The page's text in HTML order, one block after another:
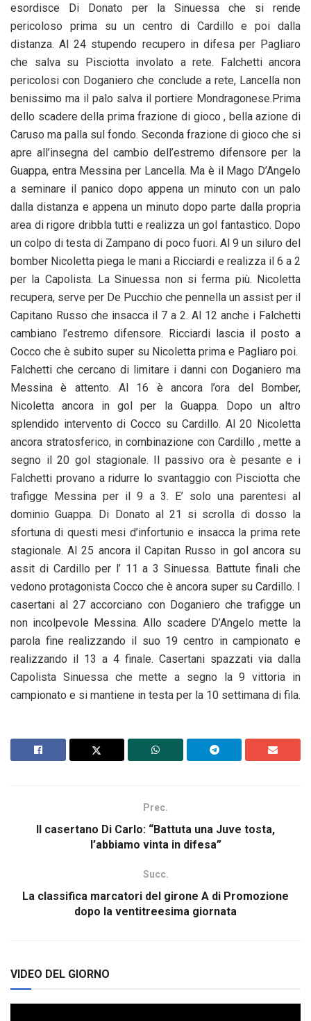
esordisce Di Donato per la Sinuessa che si rende
pericoloso prima su un centro di Cardillo e poi dalla
distanza. Al 24 stupendo recupero in difesa per Pagliaro
che salva su Pisciotta involato a rete. Falchetti ancora
pericolosi con Doganiero che conclude a rete, Lancella non
benissimo ma il palo salva il portiere Mondragonese.Prima
dello scadere della prima frazione di gioco , bella azione di
Caruso ma palla sul fondo. Seconda frazione di gioco che si
apre all’insegna del cambio dell’estremo difensore per la
Guappa, entra Messina per Lancella. Ma è il Mago D’Angelo
a seminare il panico dopo appena un minuto con un palo
dalla distanza e appena un minuto dopo parte dalla propria
area di rigore dribbla tutti e realizza un gol fantastico. Dopo
un colpo di testa di Zampano di poco fuori. Al 9 un siluro del
bomber Nicoletta piega le mani a Ricciardi e realizza il 6 a 2
per la Capolista. La Sinuessa non si ferma più. Nicoletta
recupera, serve per De Pucchio che pennella un assist per il
Capitano Russo che insacca il 7 a 2. Al 12 anche i Falchetti
cambiano l’estremo difensore. Ricciardi lascia il posto a
Cocco che è subito super su Nicoletta prima e Pagliaro poi.
Falchetti che cercano di limitare i danni con Doganiero ma
Messina è attento. Al 16 è ancora l’ora del Bomber,
Nicoletta ancora in gol per la Guappa. Dopo un altro
splendido intervento di Cocco su Cardillo. Al 20 Nicoletta
ancora stratosferico, in combinazione con Cardillo , mette a
segno il 20 gol stagionale. Il passivo ora è pesante e i
Falchetti provano a ridurre lo svantaggio con Pisciotta che
trafigge Messina per il 9 a 3. E’ solo una parentesi al
dominio Guappa. Di Donato al 21 si scrolla di dosso la
sfortuna di questi mesi d’infortunio e insacca la prima rete
stagionale. Al 25 ancora il Capitan Russo in gol ancora su
assit di Cardillo per l’ 11 a 3 Sinuessa. Battute finali che
vedono protagonista Cocco che è ancora super su Cardillo. I
casertani al 27 accorciano con Doganiero che trafigge un
non incolpevole Messina. Allo scadere D’Angelo mette la
parola fine realizzando il suo 19 centro in campionato e
realizzando il 13 a 4 finale. Casertani spazzati via dalla
Capolista Sinuessa che mette a segno la 9 vittoria in
campionato e si mantiene in testa per la 10 settimana di fila.
Prec.
Il casertano Di Carlo: “Battuta una Juve tosta,
l’abbiamo vinta in difesa”
Succ.
La classifica marcatori del girone A di Promozione
dopo la ventitreesima giornata
VIDEO DEL GIORNO